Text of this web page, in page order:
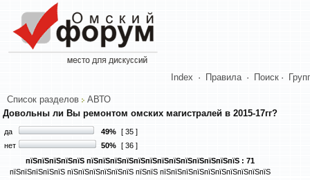
Index · Правила · Поиск ·
Список разделов
АВТО
Довольны ли Вы ремонтом омских магистралей в 2015-17гг?
да 49% [ 35 ]
нет
50% [ 36 ]
пїЅпїЅпїЅпїЅпїЅ пїЅпїЅпїЅпїЅпїЅпїЅпїЅпїЅпїЅпїЅпїЅпїЅпїЅ : 71
пїЅпїЅпїЅпїЅпїЅ пїЅпїЅпїЅпїЅпїЅпїЅ пїЅпїЅ пїЅпїЅпїЅпїЅпїЅпїЅпїЅпїЅпїЅпїЅ